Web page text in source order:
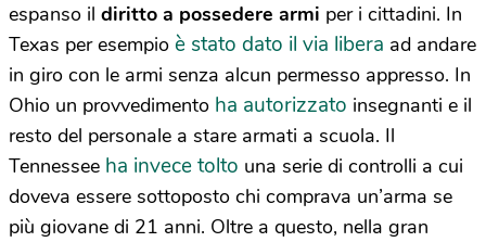
espanso il diritto a possedere armi per i cittadini. In
Texas per esempio è stato dato il via libera ad andare
in giro con le armi senza alcun permesso appresso. In
Ohio un provvedimento ha autorizzato insegnanti e il
resto del personale a stare armati a scuola. Il
Tennessee ha invece tolto una serie di controlli a cui
doveva essere sottoposto chi comprava un’arma se
più giovane di 21 anni. Oltre a questo, nella gran